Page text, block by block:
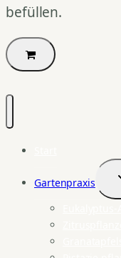
befüllen.
Gartenpraxis